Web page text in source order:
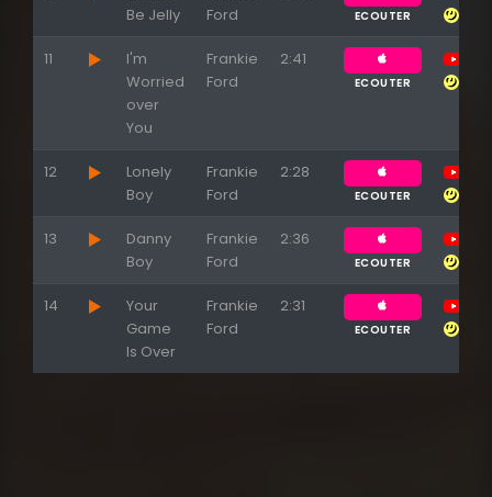
Be Jelly
Ford
ECOUTER
11
I'm
Worried
over
You
Frankie
Ford
2:41
ECOUTER
12
Lonely
Boy
Frankie
Ford
2:28
ECOUTER
13
Danny
Boy
Frankie
Ford
2:36
ECOUTER
14
Your
Game
Is Over
Frankie
Ford
2:31
ECOUTER